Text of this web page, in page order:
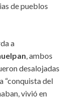
de pueblos
a
, ambos
desalojadas
“conquista del
vivió en